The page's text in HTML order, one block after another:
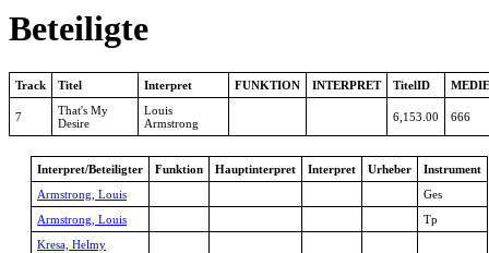
Beteiligte
Track Titel Interpret FUNKTION INTERPRET TitelID
7
That's My
Desire
Louis
Armstrong
6,153.00 666
Interpret/Beteiligter Funktion Hauptinterpret Interpret Urheber
Instrument
Armstrong, Louis
Ges
Armstrong, Louis
Tp
Kresa, Helmy